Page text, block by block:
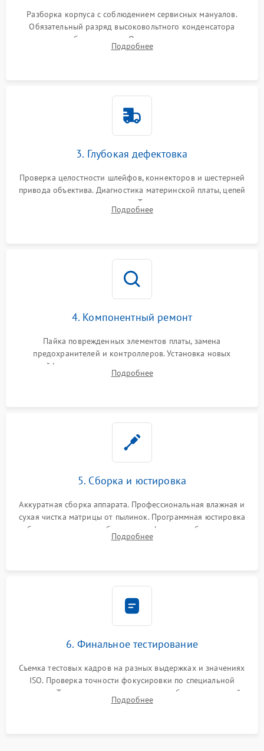
Разборка корпуса с соблюдением сервисных мануалов.
Обязательный разряд высоковольтного конденсатора
вспышки для безопасности. Очистка внутренних узлов от
пыли, песка и следов влаги с помощью спецсредств.
Подробнее
3. Глубокая дефектовка
Проверка целостности шлейфов, коннекторов и шестерней
привода объектива. Диагностика материнской платы, цепей
питания и картоприемника. Тестирование механизма
затвора и блока внутрикамерной стабилизации.
Подробнее
4. Компонентный ремонт
Пайка поврежденных элементов платы, замена
предохранителей и контроллеров. Установка новых
шлейфов, дисплея, механизма затвора или двигателя
автофокуса. Восстановление геометрии тубуса объектива
Подробнее
5. Сборка и юстировка
Аккуратная сборка аппарата. Профессиональная влажная и
сухая чистка матрицы от пылинок. Программная юстировка
рабочего отрезка, калибровка автофокуса, стабилизатора и
экспозамера с помощью сервисного ПО.
Подробнее
6. Финальное тестирование
Съемка тестовых кадров на разных выдержках и значениях
ISO. Проверка точности фокусировки по специальной
мишени. Тест записи на карту памяти, работы встроенной
вспышки, микрофона и всех кнопок управления.
Подробнее